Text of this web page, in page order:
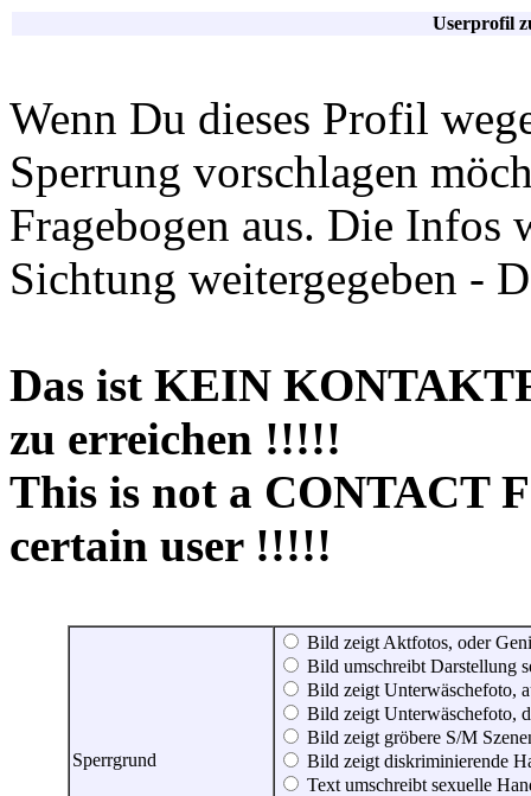
Userprofil
Wenn Du dieses Profil
Sperrung vorschlagen
Fragebogen aus. Die Infos
Sichtung weitergegeben -
Das ist KEIN
zu erreichen !!!!!
This is not a CONTACT
certain user !!!!!
Sperrgrund
Bild zeigt Aktfotos, oder
Bild umschreibt Darstellung
Bild zeigt Unterwäschefoto,
Bild zeigt Unterwäschefoto,
Bild zeigt gröbere S/M
Bild zeigt diskriminierende
Text umschreibt sexuelle